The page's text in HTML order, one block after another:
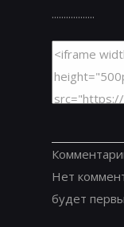
..................
Нет
будет